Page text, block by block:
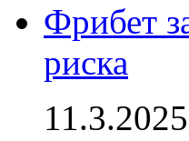
Фрибет
риска